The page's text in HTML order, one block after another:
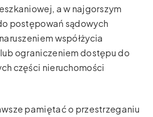
a w najgorszym
postępowań sądowych
współżycia
ograniczeniem dostępu do
części nieruchomości
pamiętać o przestrzeganiu